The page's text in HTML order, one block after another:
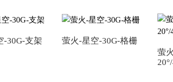
-30G-支架
萤火-星空-30G-格栅
萤